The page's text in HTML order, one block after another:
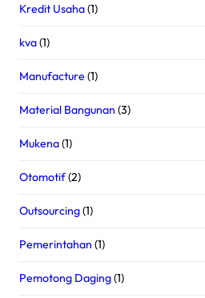
Kredit Usaha(1)
kva(1)
Manufacture(1)
Material Bangunan (3)
Mukena(1)
Otomotif(2)
Outsourcing(1)
Pemerintahan (1)
Pemotong Daging(1)